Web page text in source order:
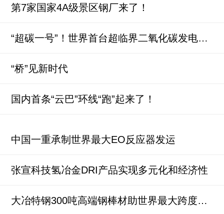
第7家国家4A级景区钢厂来了！
“超碳一号”！世界首台超临界二氧化碳发电机组在水钢成功商运
“桥”见新时代
国内首条“云巴”环线“跑”起来了！
中国一重承制世界最大EO反应器发运
张宣科技氢冶金DRI产品实现多元化和经济性
大冶特钢300吨高端钢棒材助世界最大跨度四主缆悬索桥合龙